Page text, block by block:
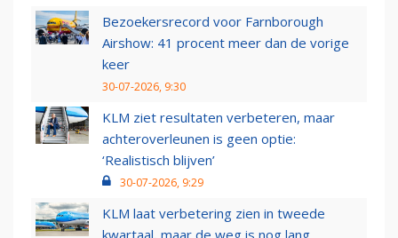
Bezoekersrecord voor Farnborough
Airshow: 41 procent meer dan de vorige
keer
30-07-2026, 9:30
KLM ziet resultaten verbeteren, maar
achteroverleunen is geen optie:
‘Realistisch blijven’
30-07-2026, 9:29
KLM laat verbetering zien in tweede